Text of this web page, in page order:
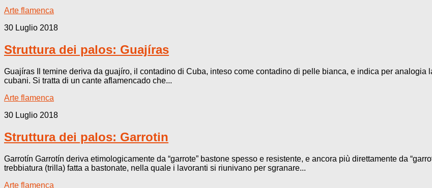
Arte flamenca
30 Luglio 2018
Struttura dei palos: Guajíras
Guajíras Il temine deriva da guajíro, il contadino di Cuba, inteso come contadino di pelle bianca, e indica per analogia
cubani. Si tratta di un cante aflamencado che...
Arte flamenca
30 Luglio 2018
Struttura dei palos: Garrotin
Garrotín Garrotín deriva etimologicamente da “garrote” bastone spesso e resistente, e ancora più direttamente da
trebbiatura (trilla) fatta a bastonate, nella quale i lavoranti si riunivano per sgranare...
Arte flamenca